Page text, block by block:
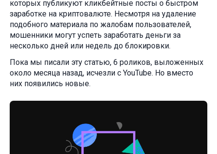
которых публикуют кликбейтные посты о быстром
заработке на криптовалюте. Несмотря на удаление
подобного материала по жалобам пользователей,
мошенники могут успеть заработать деньги за
несколько дней или недель до блокировки.
Пока мы писали эту статью, 6 роликов, выложенных
около месяца назад, исчезли с YouTube. Но вместо
них появились новые.